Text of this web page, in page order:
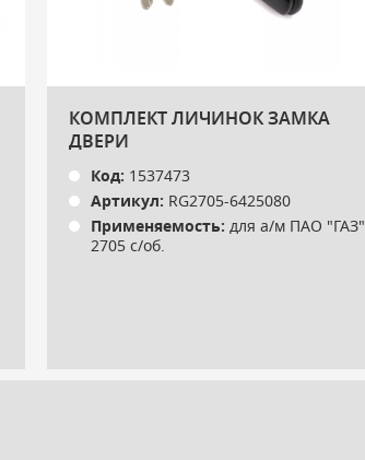
КОМПЛЕКТ ЛИЧИНОК ЗАМКА
ДВЕРИ
Код: 1537473
Артикул: RG2705-6425080
Применяемость: для а/м ПАО "ГАЗ"
2705 с/об.